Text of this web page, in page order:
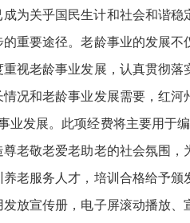
为关乎国民生计和社会和谐
重要途径。老龄事业的发展
视老龄事业发展，认真贯彻
况和老龄事业发展需要，红
发展。此项经费将主要用于
老敬老爱老助老的社会氛围
老服务人才，培训合格给予
放宣传册，电子屏滚动播放